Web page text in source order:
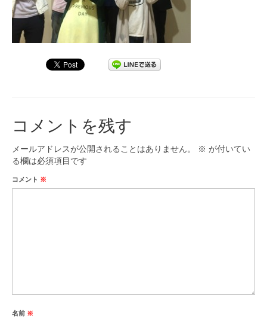
演奏会の歴史
出張演奏
九大フィル特集ページ
コメントを残す
メールアドレスが公開されることはありません。 ※ が付いてい
る欄は必須項目です
コメント ※
名前 ※